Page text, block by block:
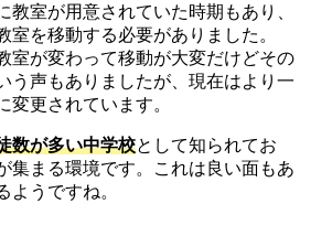
教室が用意されていた時期もあり、
室を移動する必要がありました。
室が変わって移動が大変だけどその
う声もありましたが、現在はより一
変更されています。
数が多い中学校として知られてお
集まる環境です。これは良い面もあ
ようですね。